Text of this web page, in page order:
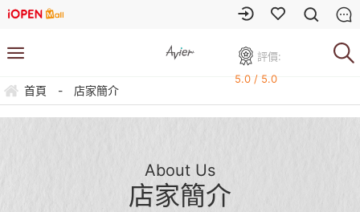
評價:
5.0 / 5.0
首頁 - 店家簡介
About Us
店家簡介